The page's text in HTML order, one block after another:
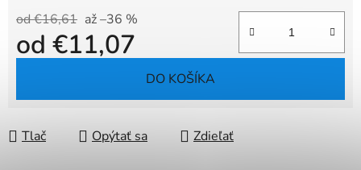
od €16,61 až –36 %
od €11,07
DO KOŠÍKA
Tlač Opýtať sa Zdieľať